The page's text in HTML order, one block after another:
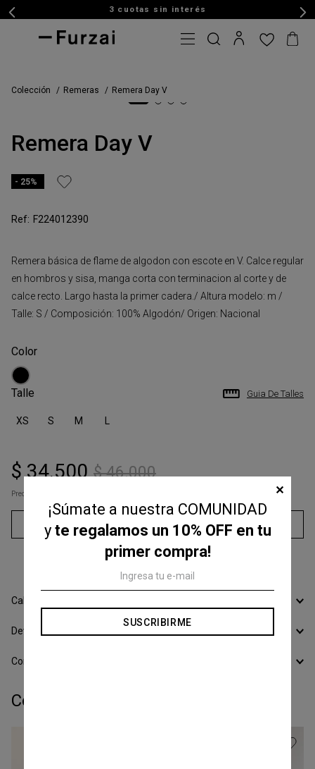
3 cuotas sin interés
Colección Remeras Remera Day V
Remera Day V
25%
F224012390
Remera básica de flame de algodon con escote en V. Calce regular
en hombros y sisa, manga corta con terminacion al corte y de
calce recto. Largo hasta la primer cadera./ Altura modelo: m /
Talle: S / Composición: 100% Algodón/ Origen: Nacional
Talle
XS S M
Guia De Talles
$ 34.500 $ 46.000
Precio s/Imp.Nac
Agregar al carrito
cuotas sin interés de $ 11
Calcular Envío
Devoluciones
Conocer todos los Medios de Pago
Completá tu look:
¡Súmate a nuestra COMUNIDAD
y te regalamos un 10% OFF en tu
primer compra!
SUSCRIBIRME
✕